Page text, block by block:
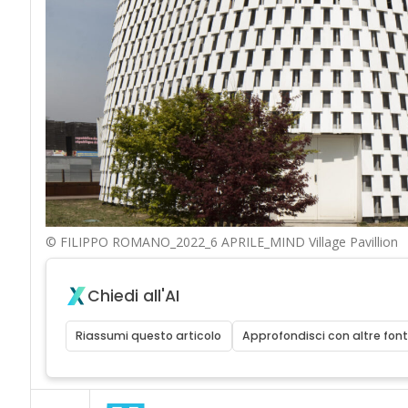
© FILIPPO ROMANO_2022_6 APRILE_MIND Village Pavillion
Chiedi all'AI
Riassumi questo articolo Approfondisci con altre